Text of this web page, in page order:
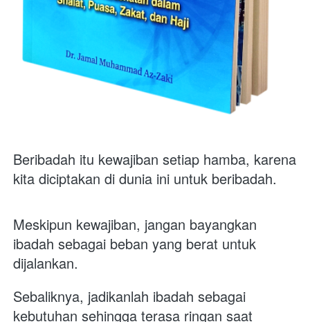
Beribadah itu kewajiban setiap hamba, karena
kita diciptakan di dunia ini untuk beribadah.
Meskipun kewajiban, jangan bayangkan
ibadah sebagai beban yang berat untuk
dijalankan.
Sebaliknya, jadikanlah ibadah sebagai
kebutuhan sehingga terasa ringan saat